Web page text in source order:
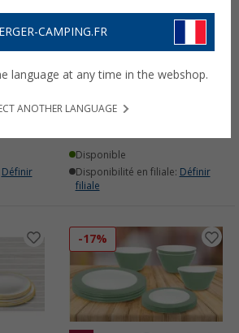
de 4
Définir
Boîte à pain ronde 1,8
Disponible
Disponibilité en filiale: Définir
filiale
-17%
CAMPING.FR
language at any time in the webshop.
ANOTHER LANGUAGE